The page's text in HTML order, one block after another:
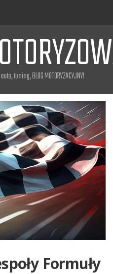
tuning, BLOG MOTORYZACYJNY!
Formuły